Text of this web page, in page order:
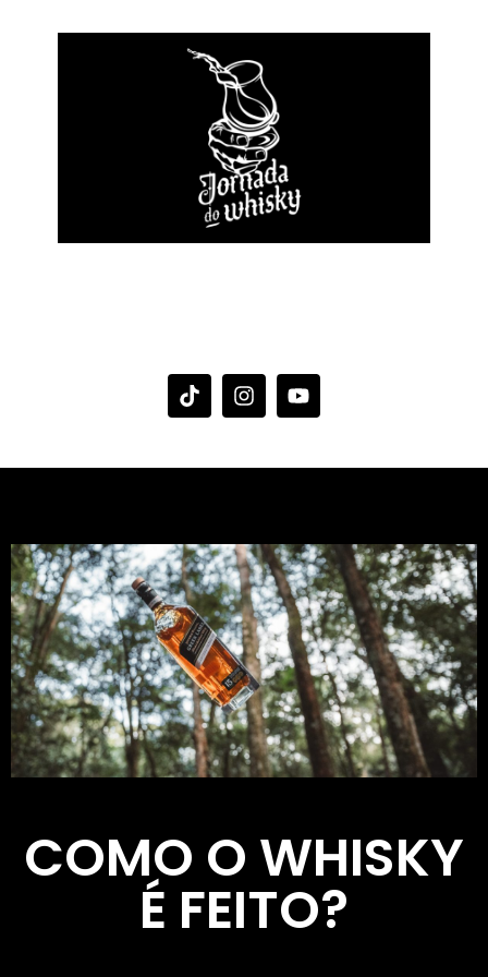
COMO O WHISKY
É FEITO?